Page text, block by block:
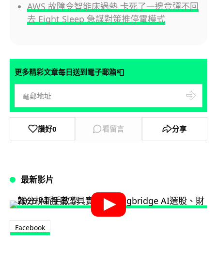
AWS 故障令智能床過熱 卡死了一邊竟彈不回
去 Eight Sleep 急謀對策推停電模式
更多精彩文章每日送到電子郵箱📮
讚好0 看留言 分享
最新影片
Facebook